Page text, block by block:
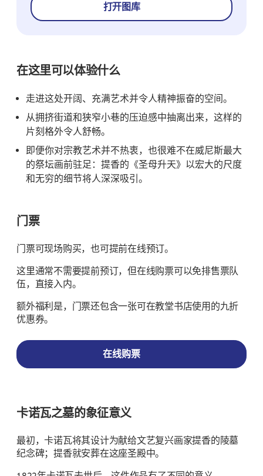
打开图库
在这里可以体验什么
走进这处开阔、充满艺术并令人精神振奋的空间。
从拥挤街道和狭窄小巷的压迫感中抽离出来，这样的
片刻格外令人舒畅。
即便你对宗教艺术并不热衷，也很难不在威尼斯最大
的祭坛画前驻足：提香的《圣母升天》以宏大的尺度
和无穷的细节将人深深吸引。
门票
门票可现场购买，也可提前在线预订。
这里通常不需要提前预订，但在线购票可以免排售票队
伍，直接入内。
额外福利是，门票还包含一张可在教堂书店使用的九折
优惠券。
在线购票
卡诺瓦之墓的象征意义
最初，卡诺瓦将其设计为献给文艺复兴画家提香的陵墓
纪念碑；提香就安葬在这座圣殿中。